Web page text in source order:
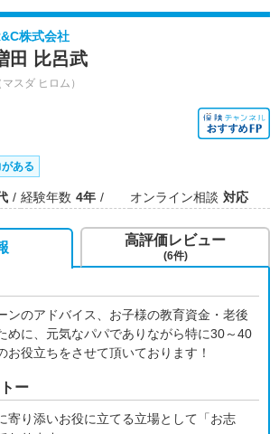
株式会社
田 比呂武
マスダ ヒロム）
ある
経験年数 4年 オンライン相談 対応
ンのアドバイス、お子様の教育資金・老後
めに、元気なパパでありながら特に30～40
お役立ちをさせて頂いております！
ー
寄り添いお役に立てる立場として「お志
高評価レビュー
(6件)